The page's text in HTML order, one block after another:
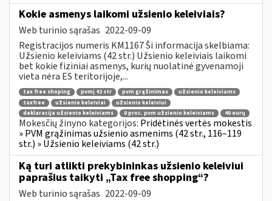
Kokie asmenys laikomi užsienio keleiviais?
Web turinio sąrašas 2022-09-09
Registracijos numeris KM1167 Ši informacija skelbiama:
Užsienio keleiviams (42 str.) Užsienio keleiviais laikomi
bet kokie fiziniai asmenys, kurių nuolatinė gyvenamoji
vieta nėra ES teritorijoje,...
tax free shoping pvmį 42 str pvm grąžinimas
užsienio keleiviams
taxfree
užsienio keleiviai
užsienio keleiviui
deklaracija užsienio keleiviams
0 proc. pvm užsienio keleiviams 40 eurų
Mokesčių žinyno kategorijos: Pridėtinės vertės mokestis
» PVM grąžinimas užsienio asmenims (42 str., 116–119
str.) » Užsienio keleiviams (42 str.)
Ką turi atlikti prekybininkas užsienio keleiviui
paprašius taikyti „Tax free shopping“?
Web turinio sąrašas 2022-09-09